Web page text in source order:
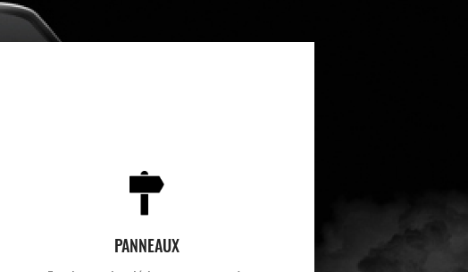
PANNEAUX